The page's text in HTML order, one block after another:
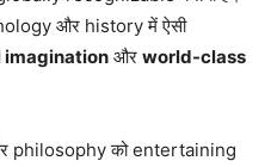
और history में ऐसी
और world-class
philosophy को entertaining